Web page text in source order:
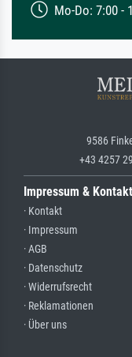
Mo-Do: 7:00 -
9586
+43 4257
Impressum & Kontakt
· Kontakt
· Impressum
· AGB
· Datenschutz
· Widerrufsrecht
· Reklamationen
· Über uns